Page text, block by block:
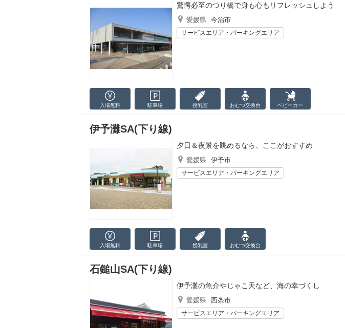
驚愕必至のつり橋で身も心もリフレッシュしよう
愛媛県 今治市
サービスエリア・パーキングエリア
入場無料 駐車場 授乳室 おむつ交換台 ベビーカー
伊予灘SA(下り線)
夕日＆夜景を眺めるなら、ここがおすすめ
愛媛県 伊予市
サービスエリア・パーキングエリア
入場無料 駐車場 授乳室 おむつ交換台
石鎚山SA(下り線)
伊予灘の魚介やじゃこ天など、海の幸づくし
愛媛県 西条市
サービスエリア・パーキングエリア